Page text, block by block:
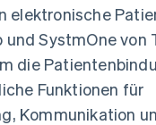
Unterhaltung
Gemeinnützige
Organisationen
Fachdienstleistungen
Öffentlicher Sektor
Einzelhandel
App-Integrationen
Code-Beispiele
Entwickler-Blog
API-Status
elektronische
und SystmOne von
die
Funktionen für
Kommunikation